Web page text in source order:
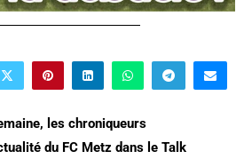
les chroniqueurs
du FC Metz dans le Talk